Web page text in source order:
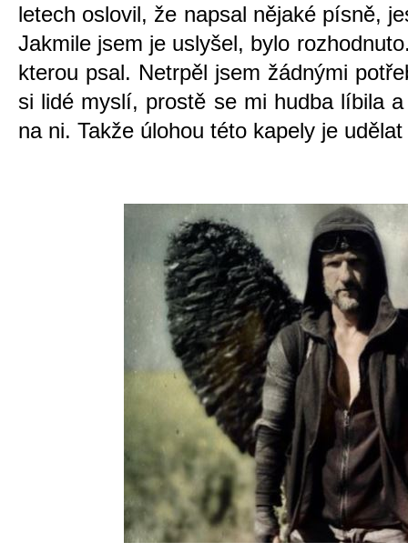
letech oslovil, že napsal nějaké písně,
Jakmile jsem je uslyšel, bylo
kterou psal. Netrpěl jsem žádnými
si lidé myslí, prostě se mi hudba líbila
na ni. Takže úlohou této kapely je